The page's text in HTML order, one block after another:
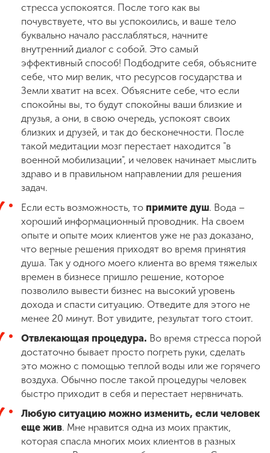
стресса успокоятся. После того как вы
почувствуете, что вы успокоились, и ваше тело
буквально начало расслабляться, начните
внутренний диалог с собой. Это самый
эффективный способ! Подбодрите себя, объясните
себе, что мир велик, что ресурсов государства и
Земли хватит на всех. Объясните себе, что если
спокойны вы, то будут спокойны ваши близкие и
друзья, а они, в свою очередь, успокоят своих
близких и друзей, и так до бесконечности. После
такой медитации мозг перестает находится "в
военной мобилизации", и человек начинает мыслить
здраво и в правильном направлении для решения
задач.
Если есть возможность, то примите душ. Вода –
хороший информационный проводник. На своем
опыте и опыте моих клиентов уже не раз доказано,
что верные решения приходят во время принятия
душа. Так у одного моего клиента во время тяжелых
времен в бизнесе пришло решение, которое
позволило вывести бизнес на высокий уровень
дохода и спасти ситуацию. Отведите для этого не
менее 20 минут. Вот увидите, результат того стоит.
Отвлекающая процедура. Во время стресса порой
достаточно бывает просто погреть руки, сделать
это можно с помощью теплой воды или же горячего
воздуха. Обычно после такой процедуры человек
быстро приходит в себя и перестает нервничать.
Любую ситуацию можно изменить, если человек
еще жив. Мне нравится одна из моих практик,
которая спасла многих моих клиентов в разных